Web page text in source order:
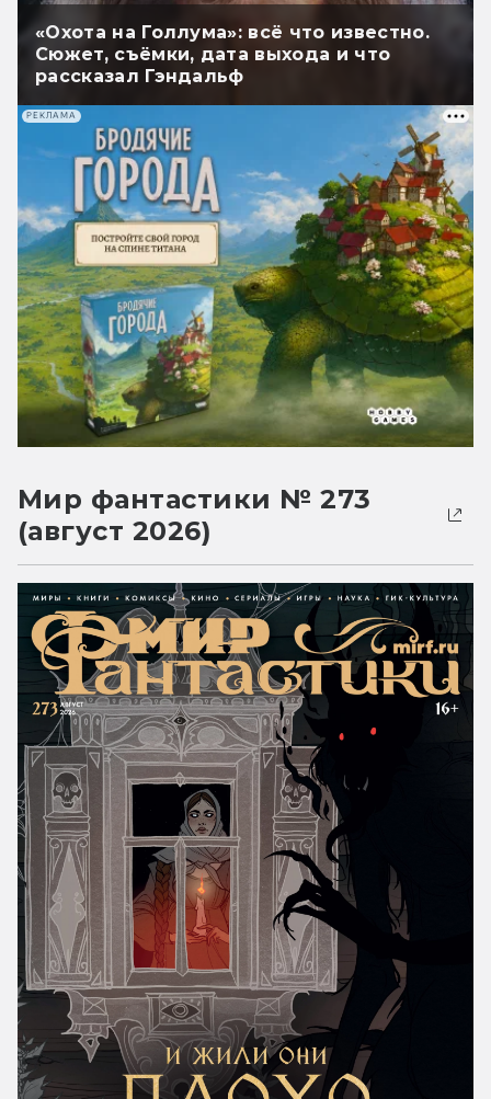
«Охота на Голлума»: всё что известно.
Сюжет, съёмки, дата выхода и что
рассказал Гэндальф
РЕКЛАМА
Мир фантастики № 273
(август 2026)